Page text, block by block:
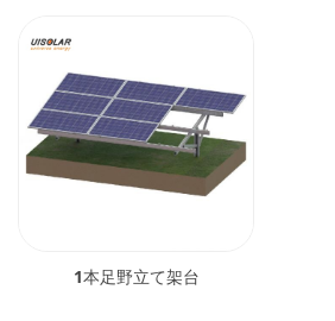
1本足野立て架台